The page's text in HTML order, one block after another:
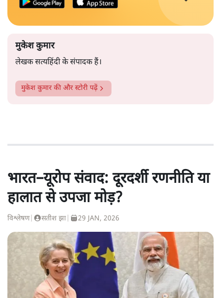
मुकेश कुमार
लेखक सत्यहिंदी के संपादक हैं।
मुकेश कुमार की और स्टोरी पढ़ें
भारत–यूरोप संवाद: दूरदर्शी रणनीति या
हालात से उपजा मोड़?
विश्लेषण| सतीश झा 29 JAN, 2026